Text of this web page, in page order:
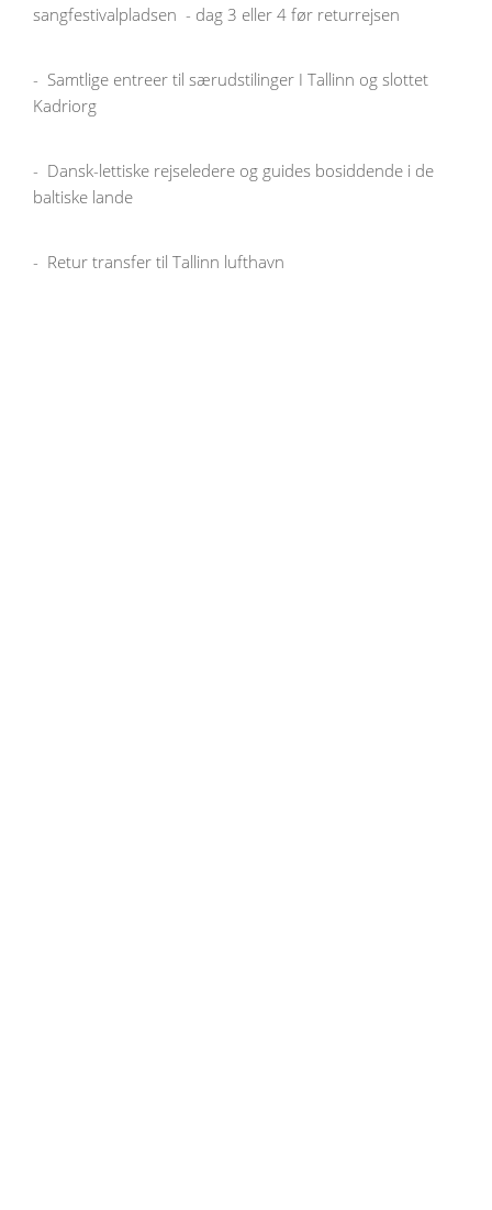
sangfestivalpladsen - dag 3 eller 4 før returrejsen
- Samtlige entreer til særudstilinger I Tallinn og slottet
Kadriorg
- Dansk-lettiske rejseledere og guides bosiddende i de
baltiske lande
- Retur transfer til Tallinn lufthavn